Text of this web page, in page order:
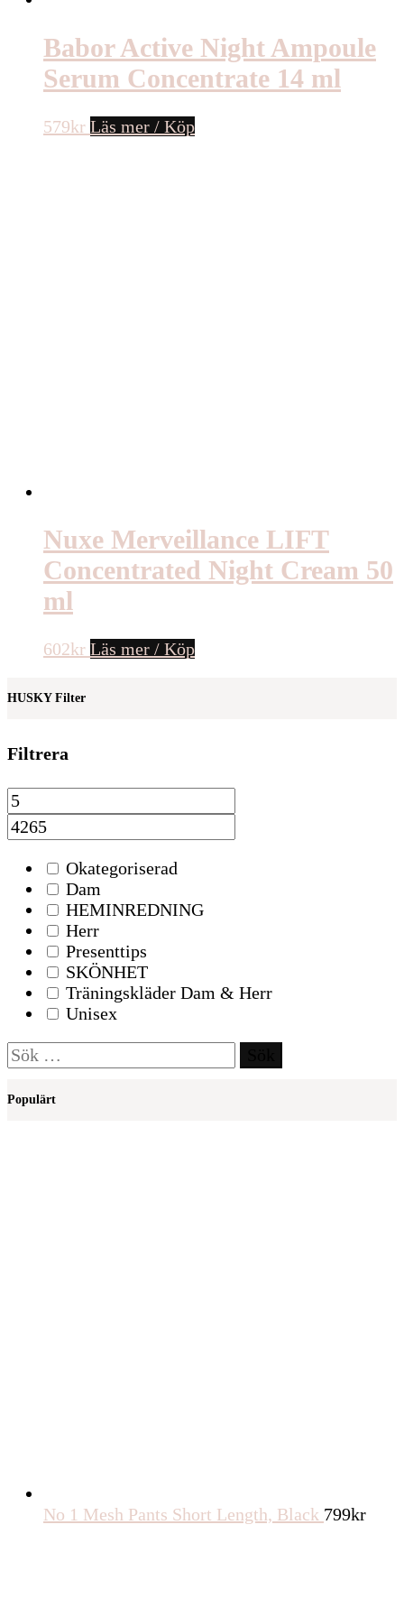
Babor Active Night Ampoule
Serum Concentrate 14 ml
579kr Läs mer / Köp
Nuxe Merveillance LIFT
Concentrated Night Cream 50
ml
602kr Läs mer / Köp
HUSKY Filter
Filtrera
Okategoriserad
Dam
HEMINREDNING
Herr
Presenttips
SKÖNHET
Träningskläder Dam & Herr
Unisex
Sök
efter:
Populärt
No 1 Mesh Pants Short Length, Black 799kr